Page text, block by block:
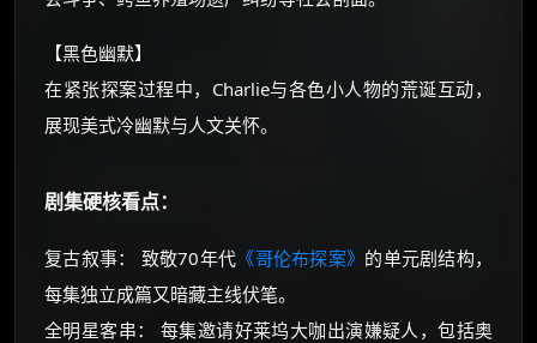
【黑色幽默】
在紧张探案过程中，Charlie与各色小人物的荒诞互动，
展现美式冷幽默与人文关怀。
剧集硬核看点：
复古叙事： 致敬70年代 《哥伦布探案》 的单元剧结构，
每集独立成篇又暗藏主线伏笔。
全明星客串： 每集邀请好莱坞大咖出演嫌疑人，包括奥